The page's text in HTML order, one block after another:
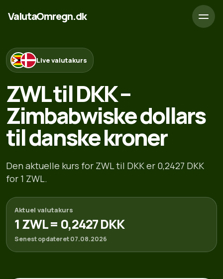
ValutaOmregn.dk
Live valutakurs
ZWL til DKK –
Zimbabwiske dollars
til danske kroner
Den aktuelle kurs for ZWL til DKK er 0,2427 DKK
for 1 ZWL.
Aktuel valutakurs
1 ZWL = 0,2427 DKK
Senest opdateret 07.08.2026